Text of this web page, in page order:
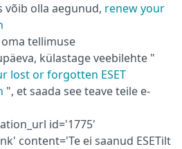
võib olla aegunud, renew your
tellimuse
külastage veebilehte "
lost or forgotten ESET
", et saada see teave teile e-
id='1775'
content='Te ei saanud ESETilt